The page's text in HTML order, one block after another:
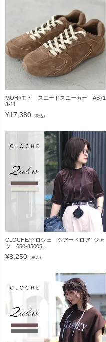
MOHI/モヒ スエードスニーカー AB71
3-11
¥17,380 （税込）
CLOCHE/クロシェ シアーベロアTシャ
ツ 650-85005...
¥8,250 （税込）